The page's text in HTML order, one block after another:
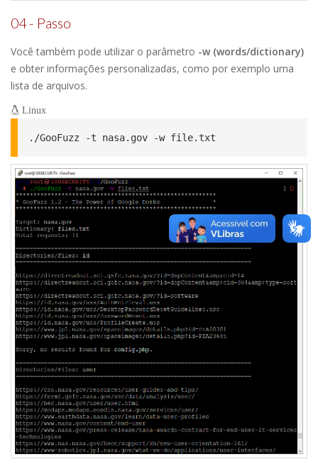
04 - Passo
Você também pode utilizar o parâmetro -w (words/dictionary)
e obter informações personalizadas, como por exemplo uma
lista de arquivos.
Linux
./GooFuzz -t nasa.gov -w file.txt